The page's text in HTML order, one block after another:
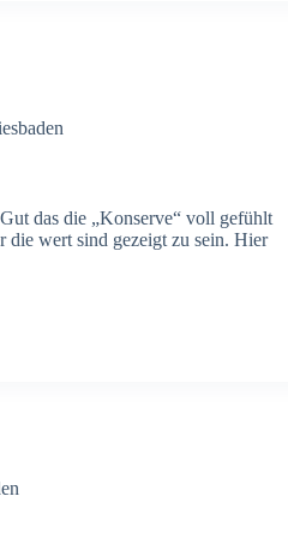
das die „Konserve“ voll gefühlt
wert sind gezeigt zu sein. Hier